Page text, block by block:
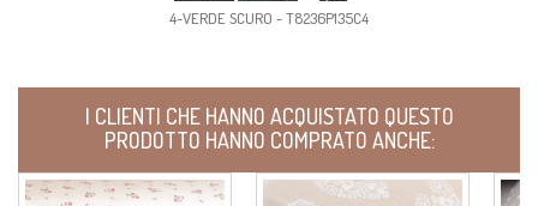
4-VERDE SCURO - T8236P135C4
I CLIENTI CHE HANNO ACQUISTATO QUESTO
PRODOTTO HANNO COMPRATO ANCHE: